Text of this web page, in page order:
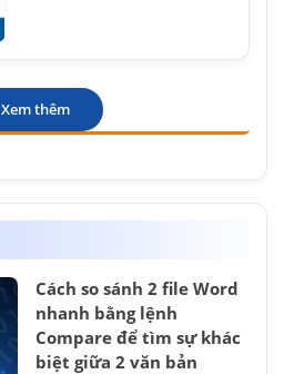
Xem thêm
Cách so sánh 2 file Word
nhanh bằng lệnh
Compare để tìm sự khác
biệt giữa 2 văn bản